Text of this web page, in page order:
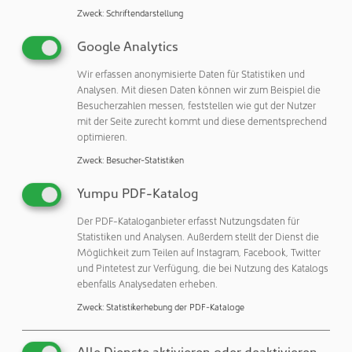
steigt die Nachfrage nach reinraumtauglichen Materialien
ständig. Angesichts dessen fordert der Markt zunehmend
eine praktische und zuverlässige Methode zur Bewertung
der Reinheitseigenschaften aller verwendeten Materialien.
Reinheitstauglichkeit und Reinraumtauglichkeit sind
wesentliche technische Leistungsmerkmale.
Treffen Sie die Reinraum Experten des Trespa-Teams und
gewinnen Sie Einblicke in unsere weltweiten Aktivitäten
und Referenzen.
Kemmlit
KEMMLIT steht für Qualität “Made in Germany” und ist als
Tochter der KEMMLER Unternehmensgruppe Marktführer
im Bereich der HPL Verarbeitung in Deutschland.
Sie bietet mit ihren Spezialisten für Ihre Kunden ein
Rundum-Sorglos-Paket für individuelle Interiorlösungen
Zweck: Schriftendarstellung
Google Analytics
Wir erfassen anonymisierte Daten für Statistiken und
Analysen. Mit diesen Daten können wir zum Beispiel die
Besucherzahlen messen, feststellen wie gut der Nutzer
mit der Seite zurecht kommt und diese dementsprechend
optimieren.
Zweck: Besucher-Statistiken
Yumpu PDF-Katalog
Der PDF-Kataloganbieter erfasst Nutzungsdaten für
Statistiken und Analysen. Außerdem stellt der Dienst die
Möglichkeit zum Teilen auf Instagram, Facebook, Twitter
und Pintetest zur Verfügung, die bei Nutzung des Katalogs
ebenfalls Analysedaten erheben.
Zweck: Statistikerhebung der PDF-Kataloge